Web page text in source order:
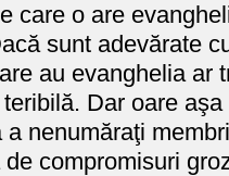
care o are
sunt adevărate
au evanghelia ar
Dar oare
a nenumăraţi
compromisuri